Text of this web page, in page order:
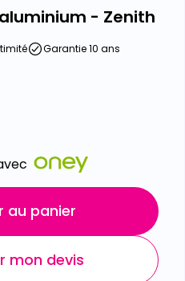
- Zenith
Garantie 10 ans
au panier
mon devis